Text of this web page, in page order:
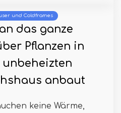
und Coldframes
das ganze
Pflanzen in
unbeheizten
anbaut
keine Wärme,